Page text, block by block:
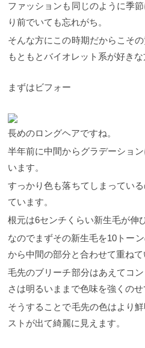
ファッションも同じのように季
り前でいても忘れがち。
そんな方にこの時期だからこそ
もともとバイオレット系が好き
まずはビフォー
長めのロングヘアですね。
半年前に中間からグラデーショ
います。
すっかり色も落ちてしまってい
ています。
根元は6センチくらい新生毛が伸
なのでまずその新生毛を10トー
から中間の部分と合わせて重ねて
毛先のブリーチ部分はあえてコ
さは明るいままで色味を強くのせ
そうすることで毛先の色はより
ストが出て綺麗に見えます。